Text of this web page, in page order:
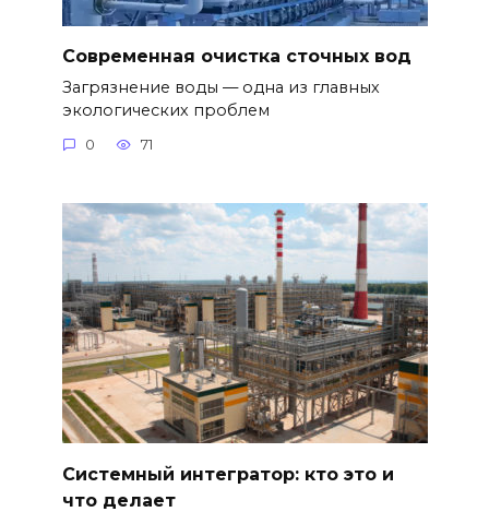
Современная очистка сточных вод
Загрязнение воды — одна из главных
экологических проблем
0 71
Системный интегратор: кто это и
что делает